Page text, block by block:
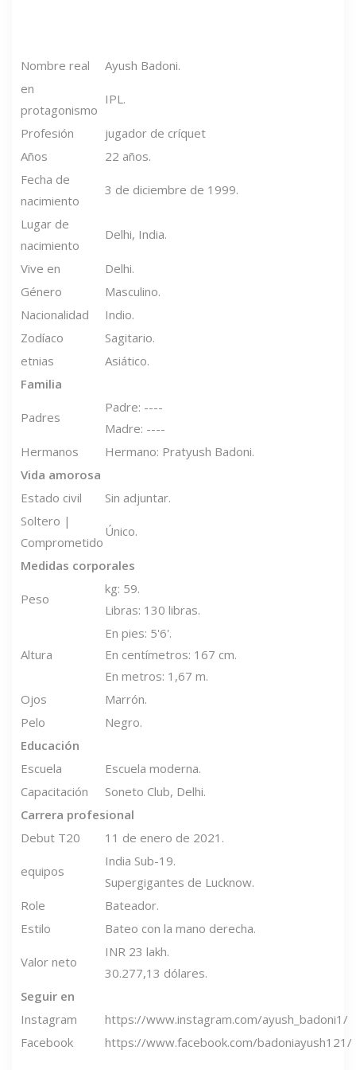
Nombre real
Ayush Badoni.
en
protagonismo
IPL.
Profesión
jugador de críquet
Años
22 años.
Fecha de
nacimiento
3 de diciembre de 1999.
Lugar de
nacimiento
Delhi, India.
Vive en
Delhi.
Género
Masculino.
Nacionalidad
Indio.
Zodíaco
Sagitario.
etnias
Asiático.
Familia
Padres
Padre: ----
Madre: ----
Hermanos
Hermano: Pratyush Badoni.
Vida amorosa
Estado civil
Sin adjuntar.
Soltero |
Comprometido
Único.
Medidas corporales
Peso
kg: 59.
Libras: 130 libras.
Altura
En pies: 5'6'.
En centímetros: 167 cm.
En metros: 1,67 m.
Ojos
Marrón.
Pelo
Negro.
Educación
Escuela
Escuela moderna.
Capacitación
Soneto Club, Delhi.
Carrera profesional
Debut T20
11 de enero de 2021.
equipos
India Sub-19.
Supergigantes de Lucknow.
Role
Bateador.
Estilo
Bateo con la mano derecha.
Valor neto
INR 23 lakh.
30.277,13 dólares.
Seguir en
Instagram
https://www.instagram.com/ayush_badoni1/
Facebook
https://www.facebook.com/badoniayush121/